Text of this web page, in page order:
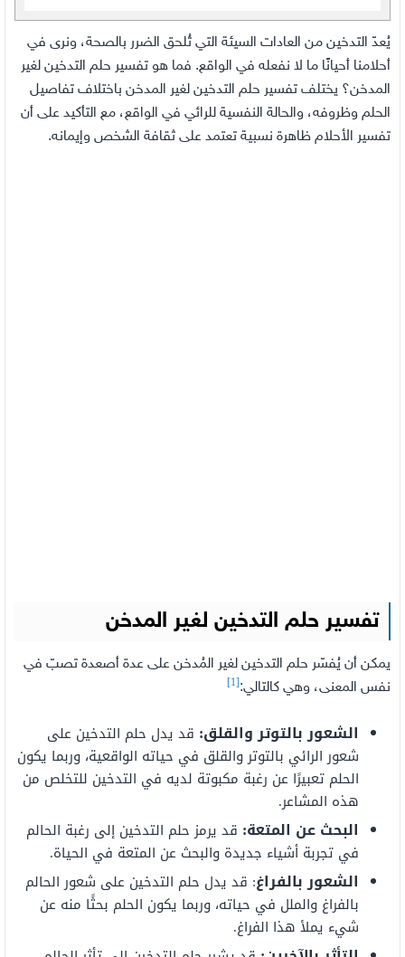
يُعدّ التدخين من العادات السيئة التي تُلحق الضرر بالصحة، ونرى في
أحلامنا أحيانًا ما لا نفعله في الواقع. فما هو تفسير حلم التدخين لغير
المدخن؟ يختلف تفسير حلم التدخين لغير المدخن باختلاف تفاصيل
الحلم وظروفه، والحالة النفسية للرائي في الواقع، مع التأكيد على أن
تفسير الأحلام ظاهرة نسبية تعتمد على ثقافة الشخص وإيمانه.
تفسير حلم التدخين لغير المدخن
يمكن أن يُفسّر حلم التدخين لغير المُدخن على عدة أصعدة تصبّ في
نفس المعنى، وهي كالتالي:[1]
الشعور بالتوتر والقلق: قد يدل حلم التدخين على
شعور الرائي بالتوتر والقلق في حياته الواقعية، وربما يكون
الحلم تعبيرًا عن رغبة مكبوتة لديه في التدخين للتخلص من
هذه المشاعر.
البحث عن المتعة: قد يرمز حلم التدخين إلى رغبة الحالم
في تجربة أشياء جديدة والبحث عن المتعة في الحياة.
الشعور بالفراغ: قد يدل حلم التدخين على شعور الحالم
بالفراغ والملل في حياته، وربما يكون الحلم بحثًا منه عن
شيء يملأ هذا الفراغ.